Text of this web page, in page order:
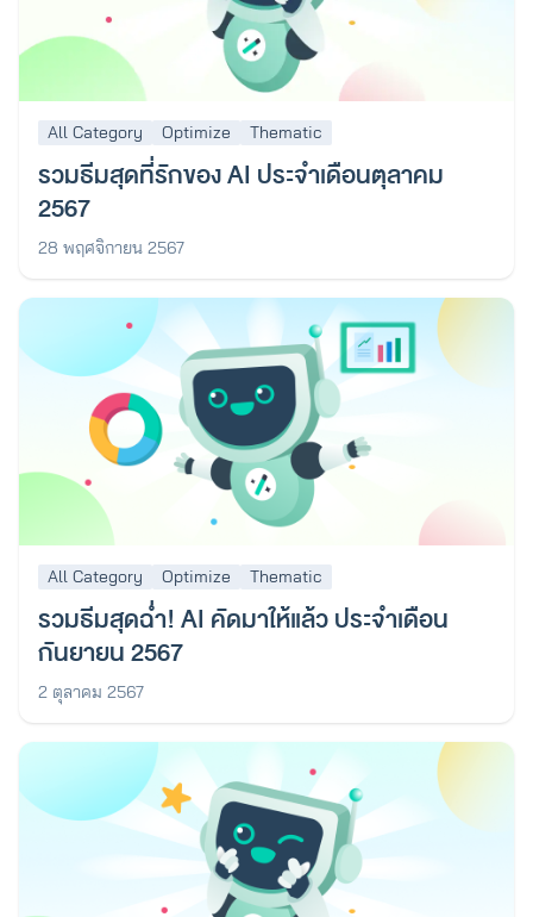
All Category Optimize Thematic
รวมธีมสุดที่รักของ AI ประจำเดือนตุลาคม
2567
28 พฤศจิกายน 2567
All Category Optimize Thematic
รวมธีมสุดฉ่ำ! AI คัดมาให้แล้ว ประจำเดือน
กันยายน 2567
2 ตุลาคม 2567